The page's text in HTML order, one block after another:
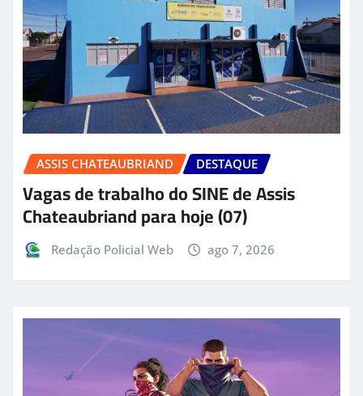
ASSIS CHATEAUBRIAND DESTAQUE
Vagas de trabalho do SINE de Assis
Chateaubriand para hoje (07)
Redação Policial Web ago 7, 2026